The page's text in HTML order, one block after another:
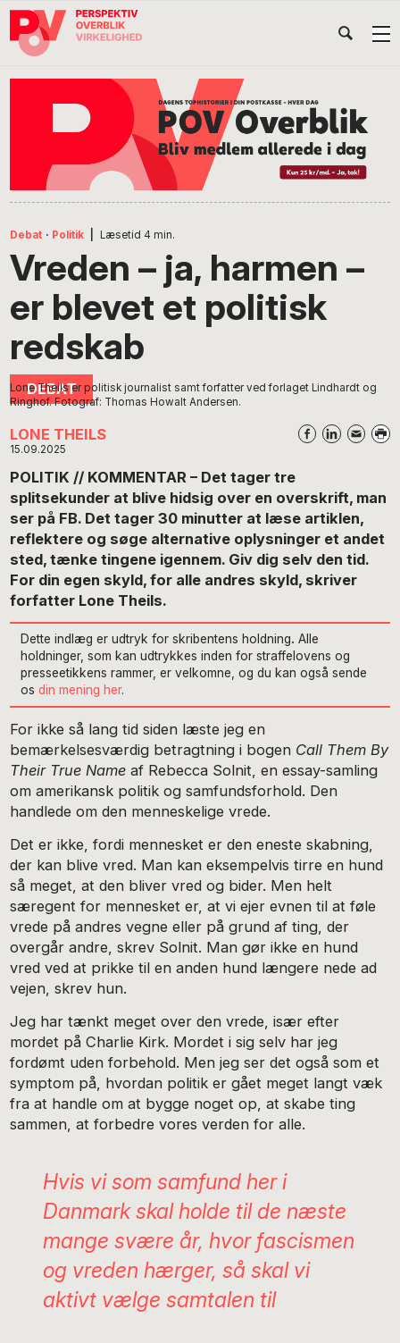
Gå
direkte
Skip
indhold
Gå
direkte
Debat · Politik Læsetid 4 min.
Vreden – ja, harmen –
er blevet et politisk
redskab
Lone Theils er politisk journalist samt forfatter ved forlaget Lindhardt og
Ringhof. Fotograf: Thomas Howalt Andersen.
LONE THEILS
15.09.2025
POLITIK // KOMMENTAR – Det tager tre
splitsekunder at blive hidsig over en overskrift, man
ser på FB. Det tager 30 minutter at læse artiklen,
reflektere og søge alternative oplysninger et andet
sted, tænke tingene igennem. Giv dig selv den tid.
For din egen skyld, for alle andres skyld, skriver
forfatter Lone Theils.
Dette indlæg er udtryk for skribentens holdning. Alle
holdninger, som kan udtrykkes inden for straffelovens og
presseetikkens rammer, er velkomne, og du kan også sende
osdin mening her.
For ikke så lang tid siden læste jeg en
bemærkelsesværdig betragtning i bogen Call Them By
Their True Name af Rebecca Solnit, en essay-samling
om amerikansk politik og samfundsforhold. Den
handlede om den menneskelige vrede.
Det er ikke, fordi mennesket er den eneste skabning,
der kan blive vred. Man kan eksempelvis tirre en hund
så meget, at den bliver vred og bider. Men helt
særegent for mennesket er, at vi ejer evnen til at føle
vrede på andres vegne eller på grund af ting, der
overgår andre, skrev Solnit. Man gør ikke en hund
vred ved at prikke til en anden hund længere nede ad
vejen, skrev hun.
Jeg har tænkt meget over den vrede, især efter
mordet på Charlie Kirk. Mordet i sig selv har jeg
fordømt uden forbehold. Men jeg ser det også som et
symptom på, hvordan politik er gået meget langt væk
fra at handle om at bygge noget op, at skabe ting
sammen, at forbedre vores verden for alle.
Hvis vi som samfund her i
Danmark skal holde til de næste
mange svære år, hvor fascismen
og vreden hærger, så skal vi
aktivt vælge samtalen til